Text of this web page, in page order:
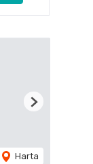
Harta
Next